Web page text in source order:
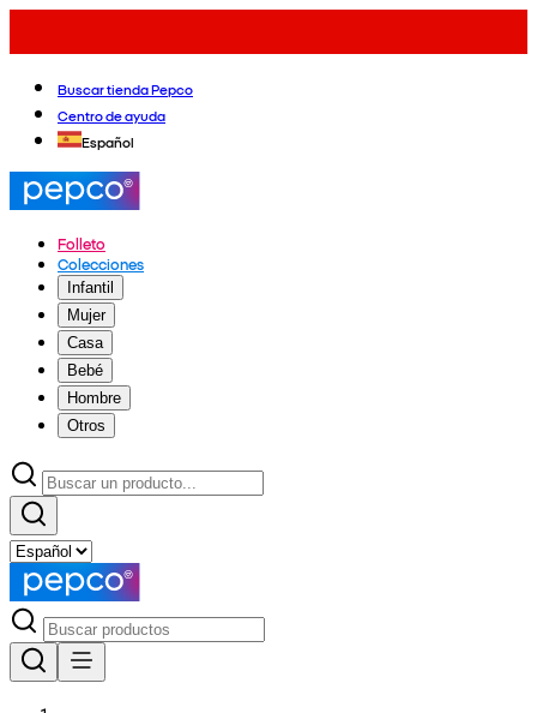
Buscar tienda Pepco
Centro de ayuda
Español
Folleto
Colecciones
Infantil
Mujer
Casa
Bebé
Hombre
Otros